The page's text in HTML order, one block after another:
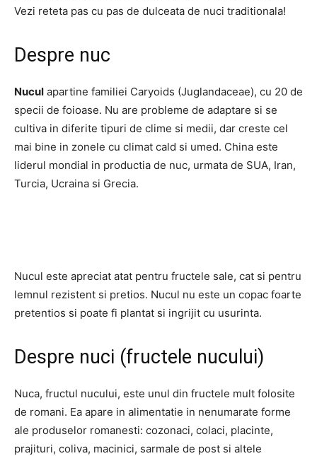
Vezi reteta pas cu pas de dulceata de nuci traditionala!
Despre nuc
Nucul apartine familiei Caryoids (Juglandaceae), cu 20 de
specii de foioase. Nu are probleme de adaptare si se
cultiva in diferite tipuri de clime si medii, dar creste cel
mai bine in zonele cu climat cald si umed. China este
liderul mondial in productia de nuc, urmata de SUA, Iran,
Turcia, Ucraina si Grecia.
Nucul este apreciat atat pentru fructele sale, cat si pentru
lemnul rezistent si pretios. Nucul nu este un copac foarte
pretentios si poate fi plantat si ingrijit cu usurinta.
Despre nuci (fructele nucului)
Nuca, fructul nucului, este unul din fructele mult folosite
de romani. Ea apare in alimentatie in nenumarate forme
ale produselor romanesti: cozonaci, colaci, placinte,
prajituri, coliva, macinici, sarmale de post si altele